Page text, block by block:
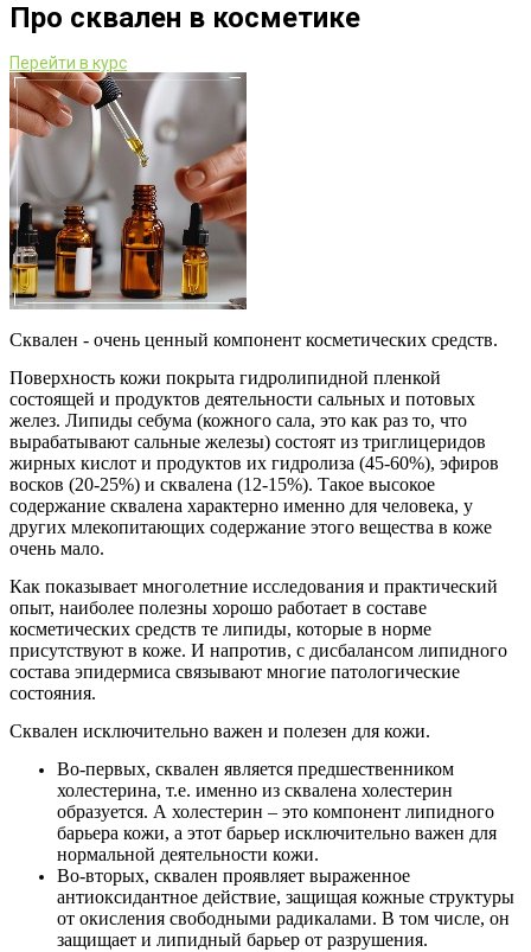
Про сквален в косметике
Перейти в курс
Сквален - очень ценный компонент косметических средств.
Поверхность кожи покрыта гидролипидной пленкой
состоящей и продуктов деятельности сальных и потовых
желез. Липиды себума (кожного сала, это как раз то, что
вырабатывают сальные железы) состоят из триглицеридов
жирных кислот и продуктов их гидролиза (45-60%), эфиров
восков (20-25%) и сквалена (12-15%). Такое высокое
содержание сквалена характерно именно для человека, у
других млекопитающих содержание этого вещества в коже
очень мало.
Как показывает многолетние исследования и практический
опыт, наиболее полезны хорошо работает в составе
косметических средств те липиды, которые в норме
присутствуют в коже. И напротив, с дисбалансом липидного
состава эпидермиса связывают многие патологические
состояния.
Сквален исключительно важен и полезен для кожи.
Во-первых, сквален является предшественником
холестерина, т.е. именно из сквалена холестерин
образуется. А холестерин – это компонент липидного
барьера кожи, а этот барьер исключительно важен для
нормальной деятельности кожи.
Во-вторых, сквален проявляет выраженное
антиоксидантное действие, защищая кожные структуры
от окисления свободными радикалами. В том числе, он
защищает и липидный барьер от разрушения.